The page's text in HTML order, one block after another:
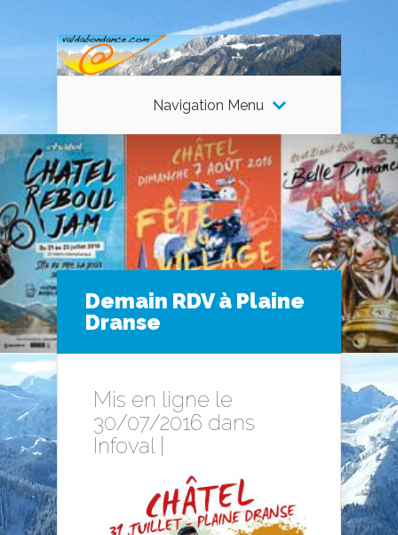
Navigation Menu
Demain RDV à Plaine
Dranse
Mis en ligne le
30/07/2016 dans
Infoval